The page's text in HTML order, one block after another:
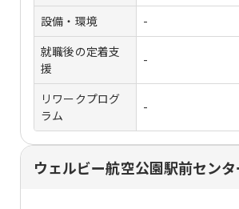
設備・環境
-
就職後の定着支
援
-
リワークプログ
ラム
-
ウェルビー航空公園駅前セン